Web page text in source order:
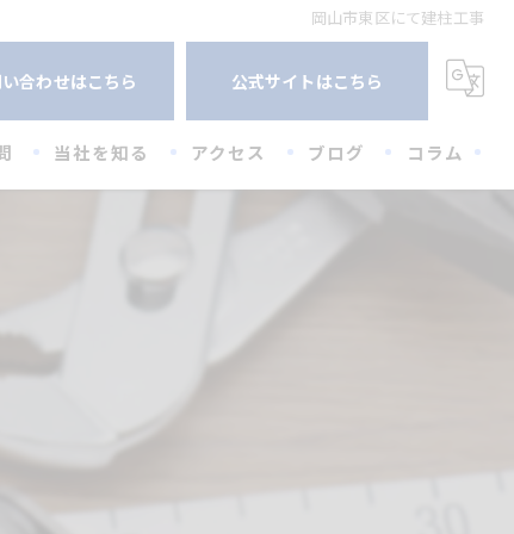
岡山市東区にて建柱工事
合わせはこちら 公式サイトはこちら
当社を知る アクセス ブログ コラム